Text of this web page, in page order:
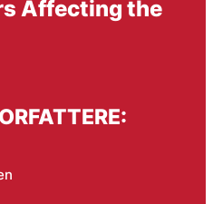
Affecting the